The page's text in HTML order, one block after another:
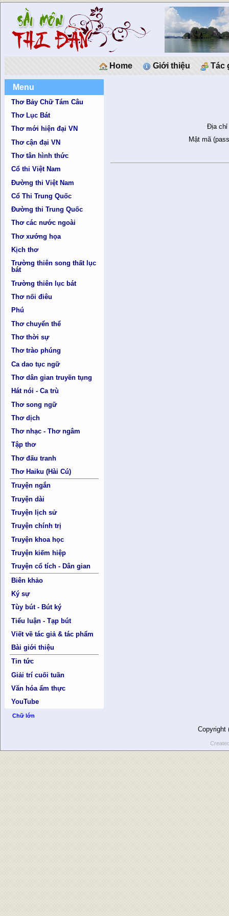
Home Giới thiệu Tác
Menu
Thơ Bảy Chữ Tám Câu
Thơ Lục Bát
Thơ mới hiện đại VN
Thơ cận đại VN
Thơ tân hình thức
Cổ thi Việt Nam
Đường thi Việt Nam
Cổ Thi Trung Quốc
Đường thi Trung Quốc
Thơ các nước ngoài
Thơ xướng họa
Kịch thơ
Trường thiên song thất lục
bát
Trường thiên lục bát
Thơ nối điêu
Phú
Thơ chuyển thể
Thơ thời sự
Thơ trào phúng
Ca dao tục ngữ
Thơ dân gian truyền tụng
Hát nói - Ca trù
Thơ song ngữ
Thơ dịch
Thơ nhạc - Thơ ngâm
Tập thơ
Thơ đấu tranh
Thơ Haiku (Hài Cú)
Truyện ngắn
Truyện dài
Truyện lịch sử
Truyện chính trị
Truyện khoa học
Truyện kiếm hiệp
Truyện cổ tích - Dân gian
Biên khảo
Ký sự
Tùy bút - Bút ký
Tiểu luận - Tạp bút
Viết về tác giả & tác phẩm
Bài giới thiệu
Tin tức
Giải trí cuối tuần
Văn hóa ẩm thực
YouTube
Chữ lớn
Địa chỉ
Mật mã
Copyright